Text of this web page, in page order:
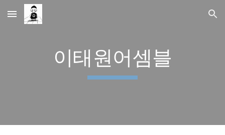
Skip to main content Skip to navigation
이태원어셈블